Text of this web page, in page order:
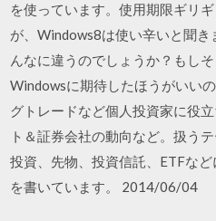
を使っています。使用期限ギリ
が、Windows8は使い辛いと聞
んなに違うのでしょうか？もし
Windowsに期待したほうがいい
グトレードなど個人投資家に役
ト＆証券会社の動向など。扱う
投資、先物、投資信託、ETFな
を書いています。 2014/06/04